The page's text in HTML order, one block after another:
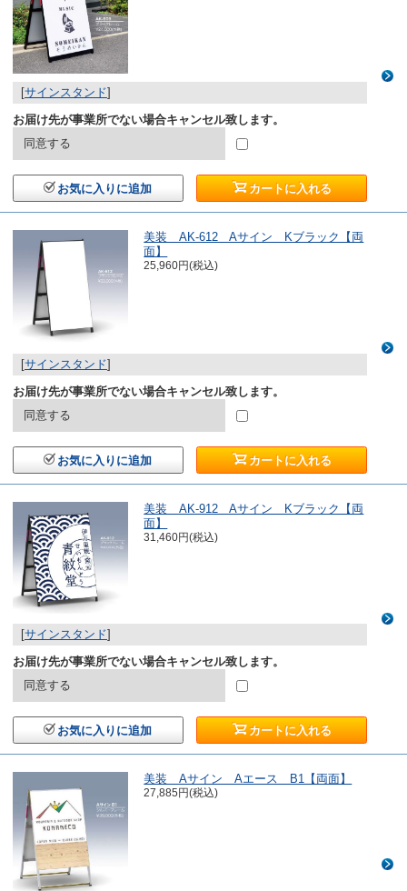
[サインスタンド]
お届け先が事業所でない場合キャンセル致します。
同意する
お気に入りに追加 カートに入れる
美装 AK-612 Aサイン Kブラック【両
面】
25,960円(税込)
[サインスタンド]
お届け先が事業所でない場合キャンセル致します。
同意する
お気に入りに追加 カートに入れる
美装 AK-912 Aサイン Kブラック【両
面】
31,460円(税込)
[サインスタンド]
お届け先が事業所でない場合キャンセル致します。
同意する
お気に入りに追加 カートに入れる
美装 Aサイン Aエース B1【両面】
27,885円(税込)